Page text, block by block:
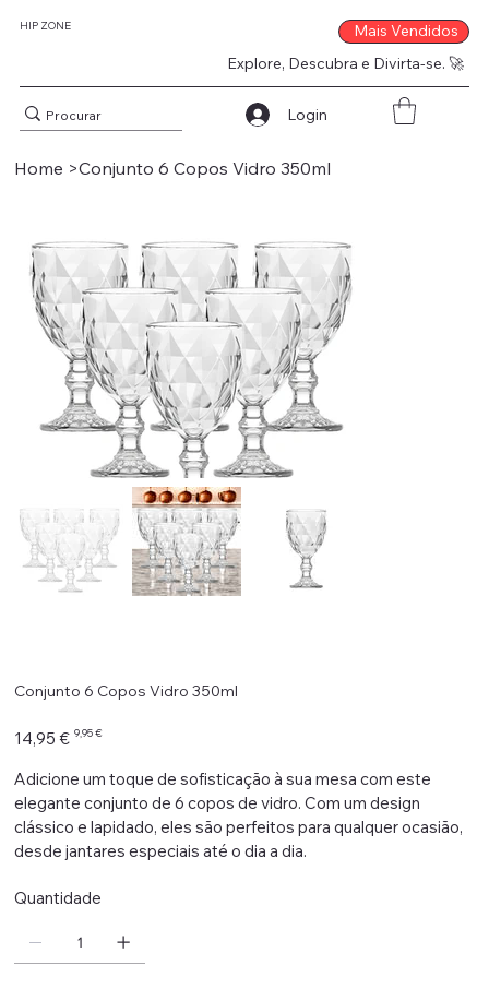
HIP ZONE
Explore, Descubra e Divirta-se. 🚀
Mais Vendidos
Login
Home >Conjunto 6 Copos Vidro 350ml
Conjunto 6 Copos Vidro 350ml
Preço
original
14,95 € Preço
9,95 €
Adicione um toque de sofisticação à sua mesa com este
elegante conjunto de 6 copos de vidro. Com um design
clássico e lapidado, eles são perfeitos para qualquer ocasião,
desde jantares especiais até o dia a dia.
Quantidade